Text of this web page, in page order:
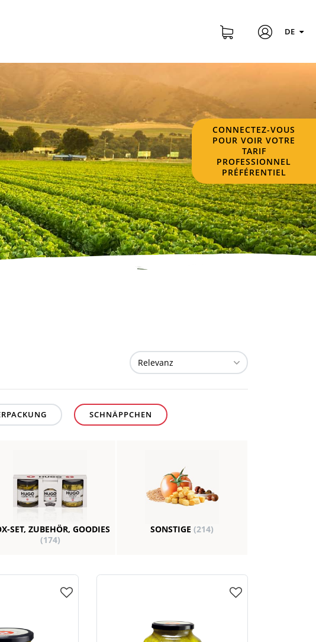
DE
CONNECTEZ-VOUS
POUR VOIR VOTRE
TARIF
PROFESSIONNEL
PRÉFÉRENTIEL
SCHNÄPPCHEN
SET, ZUBEHÖR, GOODIES
(174)
SONSTIGE(214)